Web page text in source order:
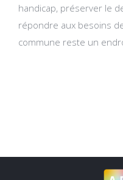
handicap, préserver le
répondre aux besoins
commune reste un